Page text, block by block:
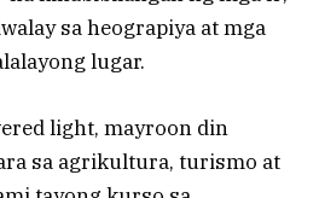
sa heograpiya at mga
lugar.
light, mayroon din
sa agrikultura, turismo at